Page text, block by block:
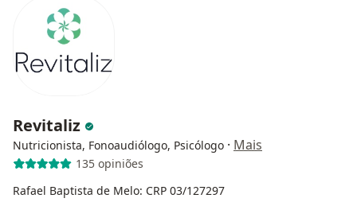
Revitaliz
Nutricionista, Fonoaudiólogo, Psicólogo · Mais
135 opiniões
Rafael Baptista de Melo: CRP 03/127297